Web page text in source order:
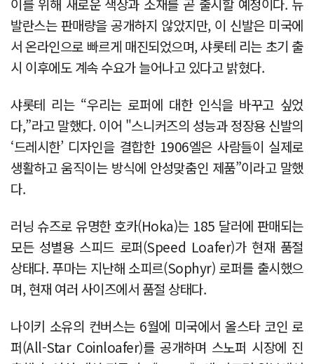
이를 위해 새로운 색상과 소재를 곧 출시할 예정이다. 뉴
발란스는 판매량을 공개하지 않았지만, 이 신발은 미국에
서 온라인으로 빠르게 매진되었으며, 샤롯테 리는 초기 출
시 이후에도 계속 수요가 늘어나고 있다고 밝혔다.
샤롯테 리는 “우리는 로퍼에 대한 인식을 바꾸고 싶었
다,”라고 말했다. 이어 "스니커즈의 성능과 정장용 신발의
‘드레시한’ 디자인을 결합한 1906엘은 사람들이 실제로
생활하고 움직이는 방식에 안성맞춤인 제품”이라고 말했
다.
러닝 슈즈로 유명한 호카(Hoka)는 185 달러에 판매되는
모든 성별용 스피드 로퍼(Speed Loafer)가 현재 품절
상태다. 푸마는 지난해 소피르(Sophyr) 로퍼를 출시했으
며, 현재 여러 사이즈에서 품절 상태다.
나이키 소유의 컨버스는 6월에 미국에서 올스타 코인 로
퍼(All-Star Coinloafer)를 공개하며 스노퍼 시장에 진